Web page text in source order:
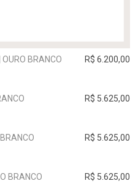
BRANCO R$ 6.200,00
R$ 5.625,00
R$ 5.625,00
BRANCO R$ 5.625,00